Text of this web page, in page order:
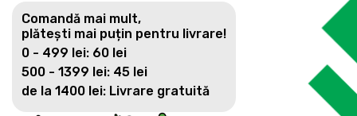
În comuna Vorniceni din raionul Strășeni s-a
Comandă mai mult,
plătești mai puțin pentru livrare!
0 - 499 lei: 60 lei
500 - 1399 lei: 45 lei
de la 1400 lei: Livrare gratuită